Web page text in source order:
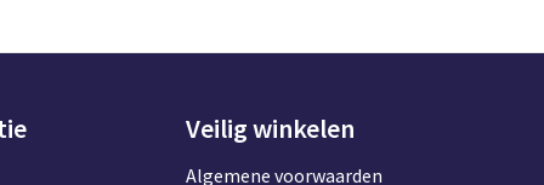
Veilig winkelen
Algemene voorwaarden